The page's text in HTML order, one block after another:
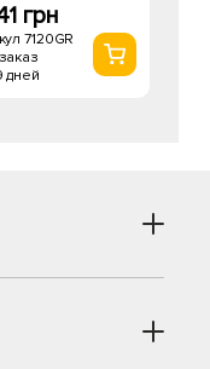
грн
7120GR
дней